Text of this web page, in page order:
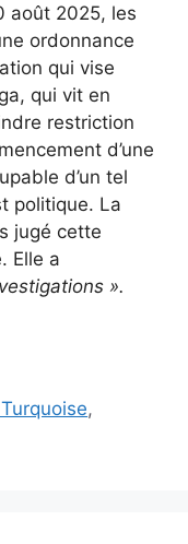
août 2025, les
ordonnance
qui vise
qui vit en
restriction
d’une
d’un tel
politique. La
jugé cette
Elle a
».
,